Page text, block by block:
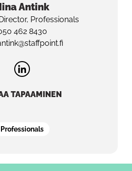
Antink
Professionals
462 8430
TAPAAMINEN
Professionals